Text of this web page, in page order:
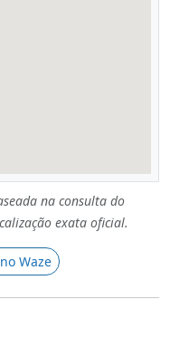
na consulta do
exata oficial.
Waze